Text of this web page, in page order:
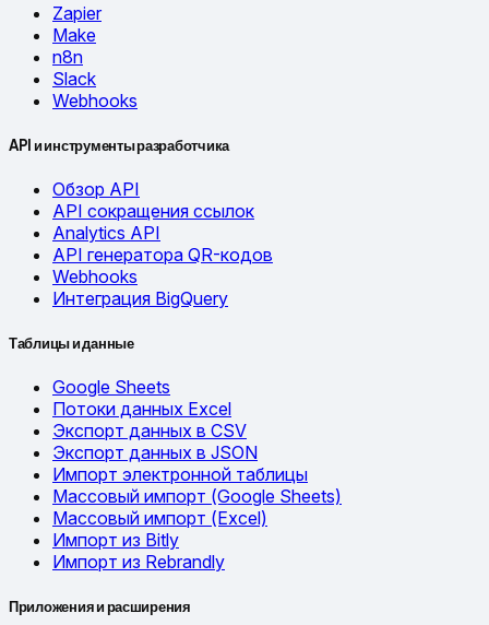
Zapier
Make
n8n
Slack
Webhooks
API и инструменты разработчика
Обзор API
API сокращения ссылок
Analytics API
API генератора QR-кодов
Webhooks
Интеграция BigQuery
Таблицы и данные
Google Sheets
Потоки данных Excel
Экспорт данных в CSV
Экспорт данных в JSON
Импорт электронной таблицы
Массовый импорт (Google Sheets)
Массовый импорт (Excel)
Импорт из Bitly
Импорт из Rebrandly
Приложения и расширения